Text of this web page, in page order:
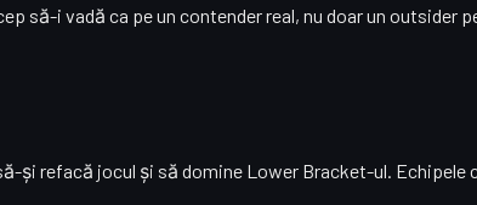
să-i vadă ca pe un contender real, nu doar un outsider
și refacă jocul și să domine Lower Bracket-ul. Echipele